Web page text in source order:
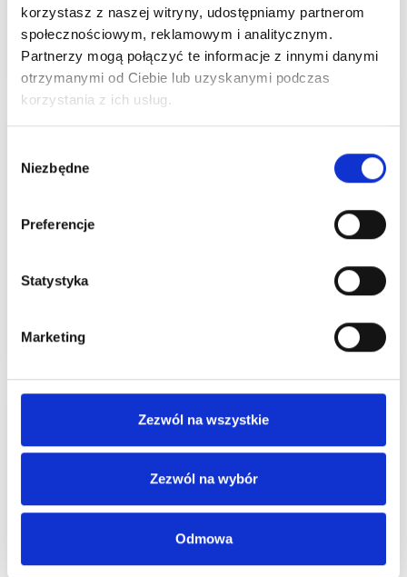
korzystasz z naszej witryny, udostępniamy partnerom
społecznościowym, reklamowym i analitycznym.
Partnerzy mogą połączyć te informacje z innymi danymi
otrzymanymi od Ciebie lub uzyskanymi podczas
korzystania z ich usług.
zgody
Niezbędne
Preferencje
Statystyka
Marketing
Zezwól na wszystkie
Zezwól na wybór
Odmowa
Czytaj więcej
Zaskocz Tatę! Najlepsze prezenty czekają w
Centrum Handlowym Borek
Czytaj więcej
nami!